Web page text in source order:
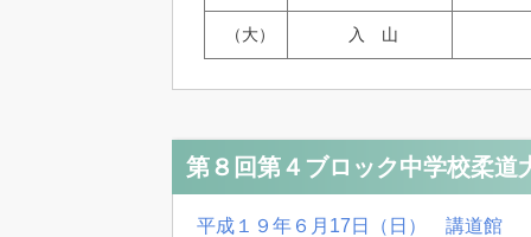
（大） 入 山
第８回第４ブロック中学校柔道
平成１９年６月17日（日） 講道館